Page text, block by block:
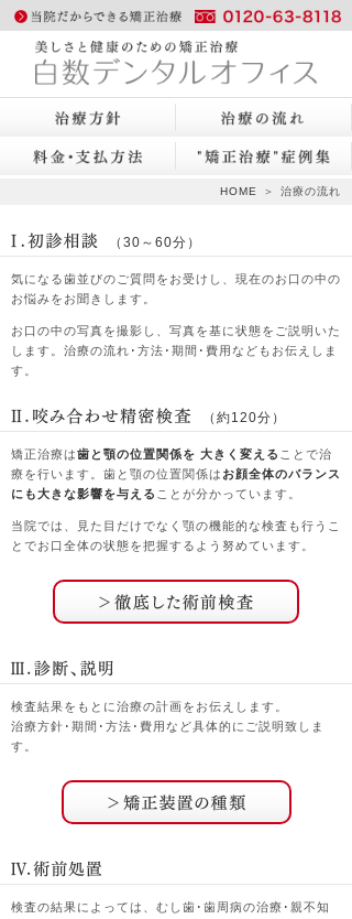
https://sdo.ne.jp/orthodontic"
title = "美しさと健康のための
矯正治療 白数デンタルオフィ
ス 岡山で70年、噛み合わせの
安心
HOME ＞ 治療の流れ
（30～60分）
気になる歯並びのご質問をお受けし、現在のお口の中の
お悩みをお聞きします。
お口の中の写真を撮影し、写真を基に状態をご説明いた
します。治療の流れ･方法･期間･費用などもお伝えしま
す。
（約120分）
矯正治療は歯と顎の位置関係を 大きく変える ことで治
療を行います。歯と顎の位置関係は お顔全体のバランス
にも大きな影響を与える ことが分かっています。
当院では、見た目だけでなく顎の機能的な検査も行うこ
とでお口全体の状態を把握するよう努めています。
検査結果をもとに治療の計画をお伝えします。
治療方針･期間･方法･費用など具体的にご説明致しま
す。
検査の結果によっては、むし歯･歯周病の治療･親不知